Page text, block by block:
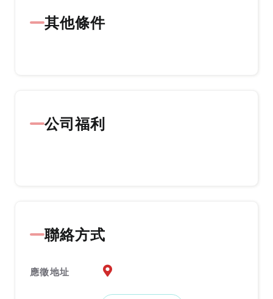
其他條件
公司福利
聯絡方式
應徵地址 應徵地址地圖『另開新視窗』